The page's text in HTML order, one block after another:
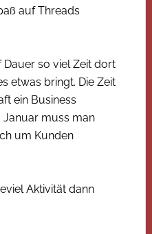
auf Threads
so viel Zeit dort
etwas bringt. Die Zeit
ein Business
muss man
um Kunden
Aktivität dann